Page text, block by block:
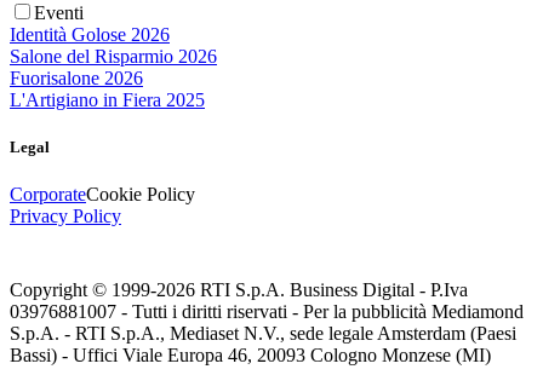
Eventi
Identità Golose 2026
Salone del Risparmio 2026
Fuorisalone 2026
L'Artigiano in Fiera 2025
Legal
CorporateCookie Policy
Privacy Policy
Copyright © 1999-2026 RTI S.p.A. Business Digital - P.Iva
03976881007 - Tutti i diritti riservati - Per la pubblicità Mediamond
S.p.A. - RTI S.p.A., Mediaset N.V., sede legale Amsterdam (Paesi
Bassi) - Uffici Viale Europa 46, 20093 Cologno Monzese (MI)